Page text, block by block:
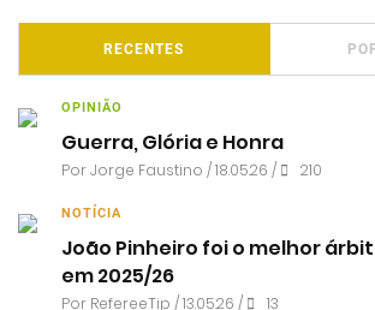
RECENTES
OPINIÃO
Guerra, Glória e Honra
PorJorge Faustino / 18.05.26 / 210
NOTÍCIA
João Pinheiro foi o melhor
em 2025/26
Por RefereeTip / 13.05.26 / 13